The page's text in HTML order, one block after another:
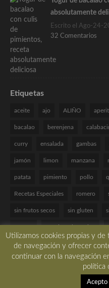
absolutamente
Escrito el Ago-24-
32 Comentarios
Etiquetas
aceite ajo ALIÑO
bacalao berenjena
curry ensalada gambas
jamón limon manzana
patata pimiento pollo
Recetas Especiales romero
sin frutos secos sin gluten
tomate Técnicas de cocina
Utilizamos cookies propias y de
de navegación y ofrecer
continuar con la navegación
política
Acepto